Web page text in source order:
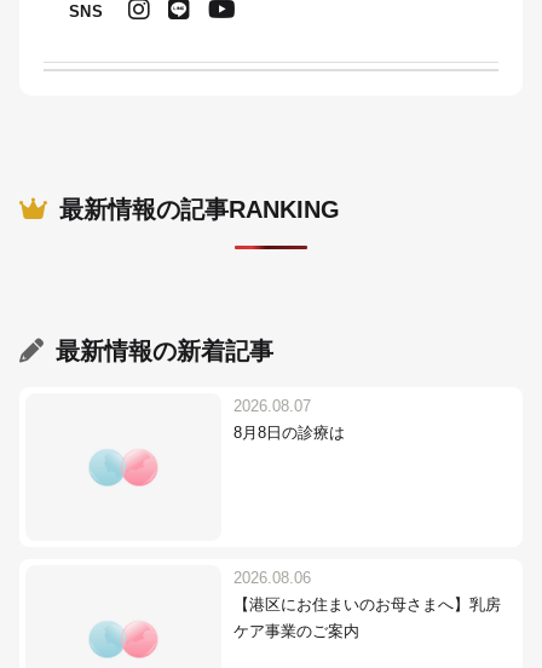
SNS
最新情報の記事RANKING
最新情報の新着記事
2026.08.07
8月8日の診療は
2026.08.06
【港区にお住まいのお母さまへ】乳房
ケア事業のご案内